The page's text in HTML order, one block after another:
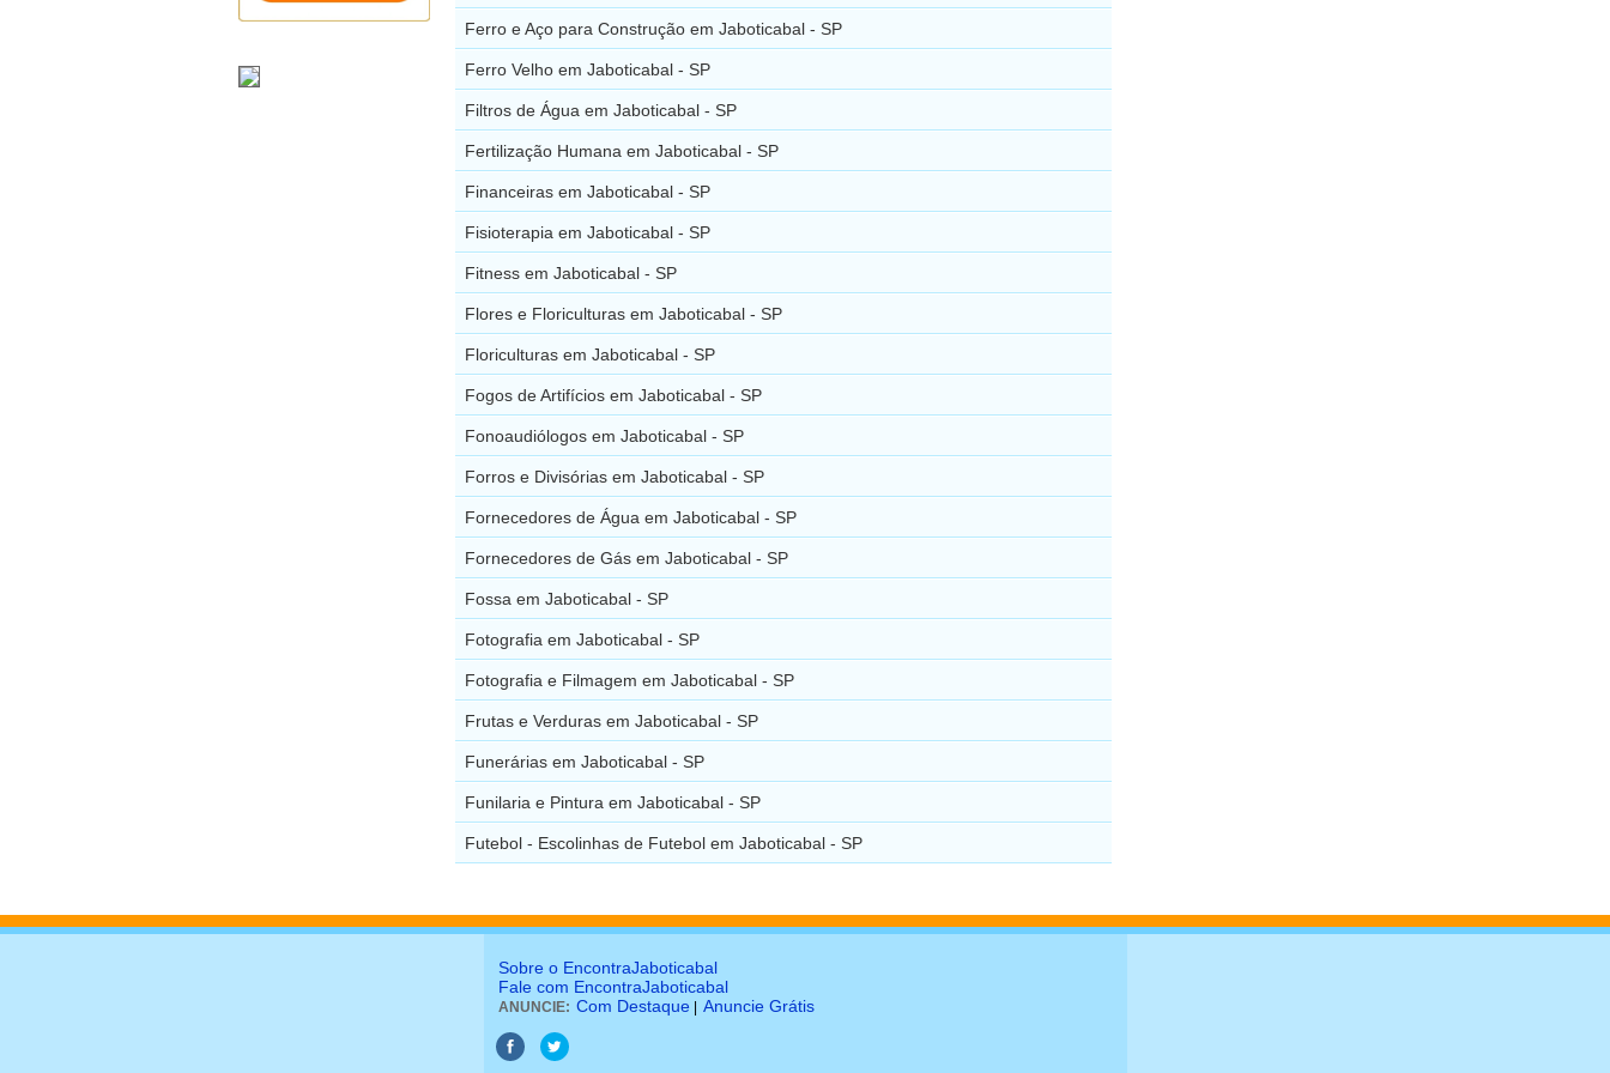
Ferro e Aço para Construção em Jaboticabal - SP
Ferro Velho em Jaboticabal - SP
Filtros de Água em Jaboticabal - SP
Fertilização Humana em Jaboticabal - SP
Financeiras em Jaboticabal - SP
Fisioterapia em Jaboticabal - SP
Fitness em Jaboticabal - SP
Flores e Floriculturas em Jaboticabal - SP
Floriculturas em Jaboticabal - SP
Fogos de Artifícios em Jaboticabal - SP
Fonoaudiólogos em Jaboticabal - SP
Forros e Divisórias em Jaboticabal - SP
Fornecedores de Água em Jaboticabal - SP
Fornecedores de Gás em Jaboticabal - SP
Fossa em Jaboticabal - SP
Fotografia em Jaboticabal - SP
Fotografia e Filmagem em Jaboticabal - SP
Frutas e Verduras em Jaboticabal - SP
Funerárias em Jaboticabal - SP
Funilaria e Pintura em Jaboticabal - SP
Futebol - Escolinhas de Futebol em Jaboticabal - SP
Sobre o EncontraJaboticabal
Fale com EncontraJaboticabal
ANUNCIE: Com Destaque Anuncie Grátis